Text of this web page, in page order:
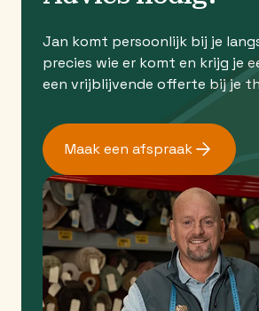
Jan komt persoonlijk bij je
precies wie er komt en krijg je
een vrijblijvende offerte bij je
Maak een afspraak